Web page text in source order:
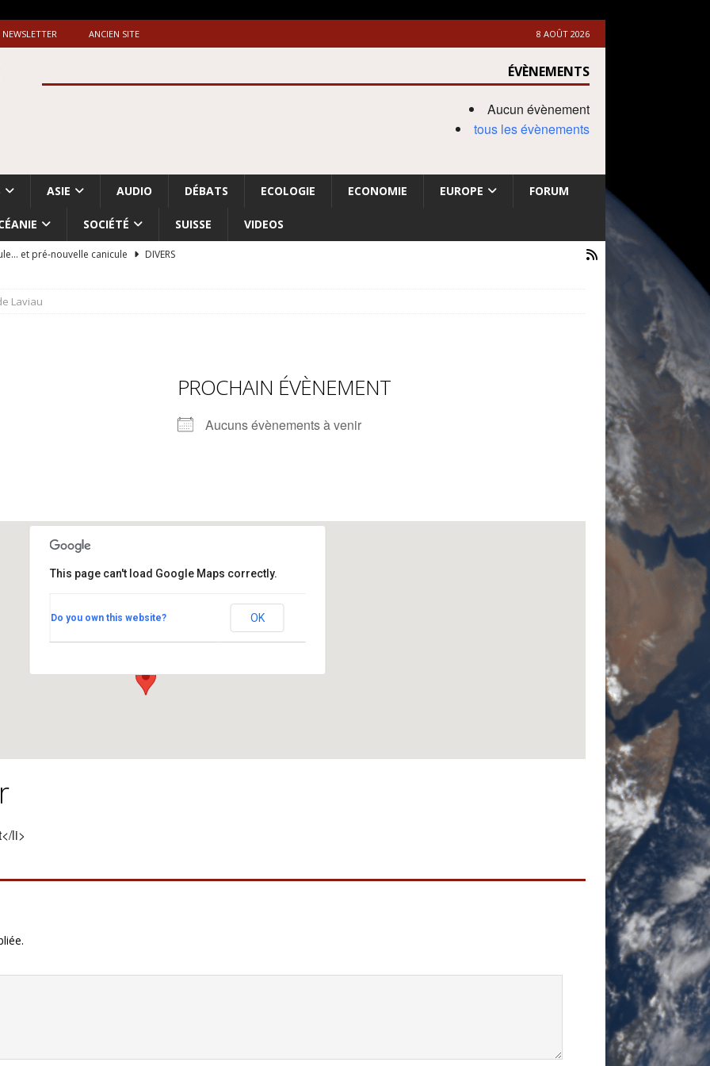
NEWSLETTER ANCIEN SITE 8 AOÛT 2026
ÉVÈNEMENTS
Aucun évènement
tous les évènements
ASIE AUDIO DÉBATS ECOLOGIE ECONOMIE EUROPE FORUM
SOCIÉTÉ SUISSE VIDEOS
et pré-nouvelle canicule
DIVERS
du nettoyage ethnique en Cisjordanie et à Gaza
Laviau
PROCHAIN ÉVÈNEMENT
Aucuns évènements à venir
Voir Évènements
This page can't load Google Maps correctly.
Do you own this website? OK
li>